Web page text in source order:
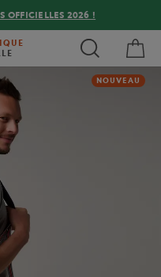
OFFICIELLES 2026 !
NOUVEAU